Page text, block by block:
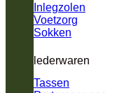
Inlegzolen
Voetzorg
Sokken
lederwaren
Tassen